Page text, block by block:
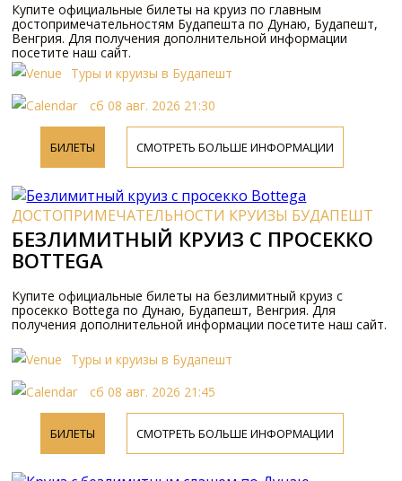
Купите официальные билеты на круиз по главным
достопримечательностям Будапешта по Дунаю, Будапешт,
Венгрия. Для получения дополнительной информации
посетите наш сайт.
Туры и круизы в Будапешт
сб 08 авг. 2026 21:30
БИЛЕТЫ СМОТРЕТЬ БОЛЬШЕ ИНФОРМАЦИИ
ДОСТОПРИМЕЧАТЕЛЬНОСТИ КРУИЗЫ БУДАПЕШТ
БЕЗЛИМИТНЫЙ КРУИЗ С ПРОСЕККО
BOTTEGA
Купите официальные билеты на безлимитный круиз с
просекко Bottega по Дунаю, Будапешт, Венгрия. Для
получения дополнительной информации посетите наш сайт.
Туры и круизы в Будапешт
сб 08 авг. 2026 21:45
БИЛЕТЫ СМОТРЕТЬ БОЛЬШЕ ИНФОРМАЦИИ